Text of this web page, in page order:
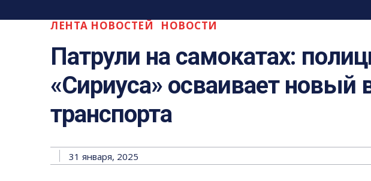
ЛЕНТА НОВОСТЕЙ НОВОСТИ
Патрули на самокатах:
«Сириуса» осваивает новый
транспорта
31 января, 2025